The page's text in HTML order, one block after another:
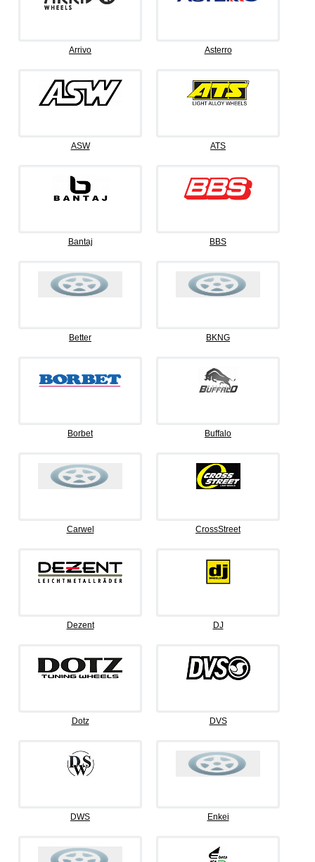
Arrivo Asterro
ASW ATS
Bantaj BBS
Better BKNG
Borbet Buffalo
Carwel CrossStreet
Dezent DJ
Dotz DVS
DWS Enkei